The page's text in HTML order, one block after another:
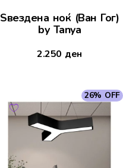
Ѕвездена ноќ (Ван Гог)
by Tanya
2.250 ден
26% OFF